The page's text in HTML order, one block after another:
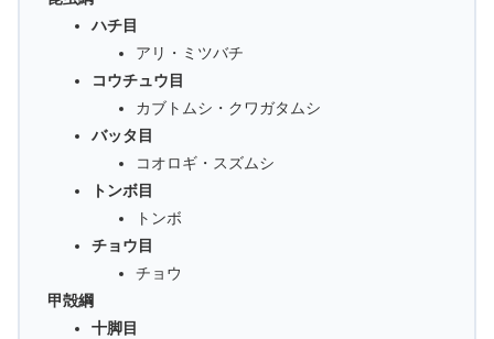
ハチ目
アリ・ミツバチ
コウチュウ目
カブトムシ・クワガタムシ
バッタ目
コオロギ・スズムシ
トンボ目
トンボ
チョウ目
チョウ
甲殻綱
十脚目